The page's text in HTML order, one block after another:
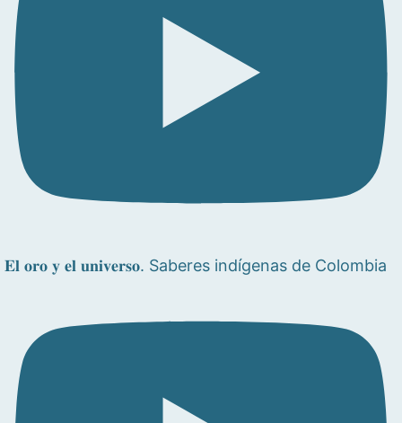
𝐄𝐥 𝐨𝐫𝐨 𝐲 𝐞𝐥 𝐮𝐧𝐢𝐯𝐞𝐫𝐬𝐨. Saberes indígenas de Colombia